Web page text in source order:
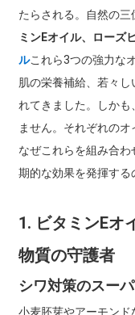
たらされる。自然の三
ミンEオイル、ローズ
ルこれら3つの強力な
肌の栄養補給、若々
れてきました。しか
ません。それぞれの
なぜこれらを組み合
期的な効果を発揮する
1. ビタミンEオ
物質の守護者
シワ対策のスー
小麦胚芽やアーモンド